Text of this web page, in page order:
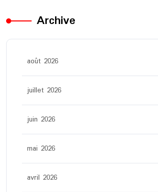
Archive
août 2026
juillet 2026
juin 2026
mai 2026
avril 2026